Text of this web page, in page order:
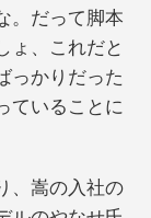
。だって脚本
ょ、これだと
っかりだった
ていることに
、嵩の入社の